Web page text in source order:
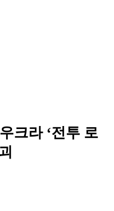
크라 ‘전투 로